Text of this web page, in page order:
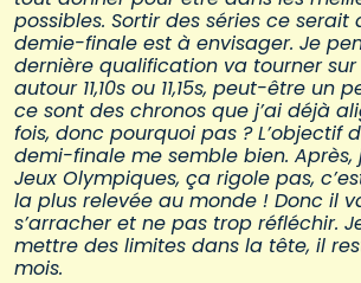
possibles. Sortir des séries ce serait
demie-finale est à envisager. Je
dernière qualification va tourner
autour 11,10s ou 11,15s, peut-être un
ce sont des chronos que j’ai déjà
fois, donc pourquoi pas ? L’objectif
demi-finale me semble bien. Après,
Jeux Olympiques, ça rigole pas,
la plus relevée au monde ! Donc il
s’arracher et ne pas trop réfléchir.
mettre des limites dans la tête, il
mois.